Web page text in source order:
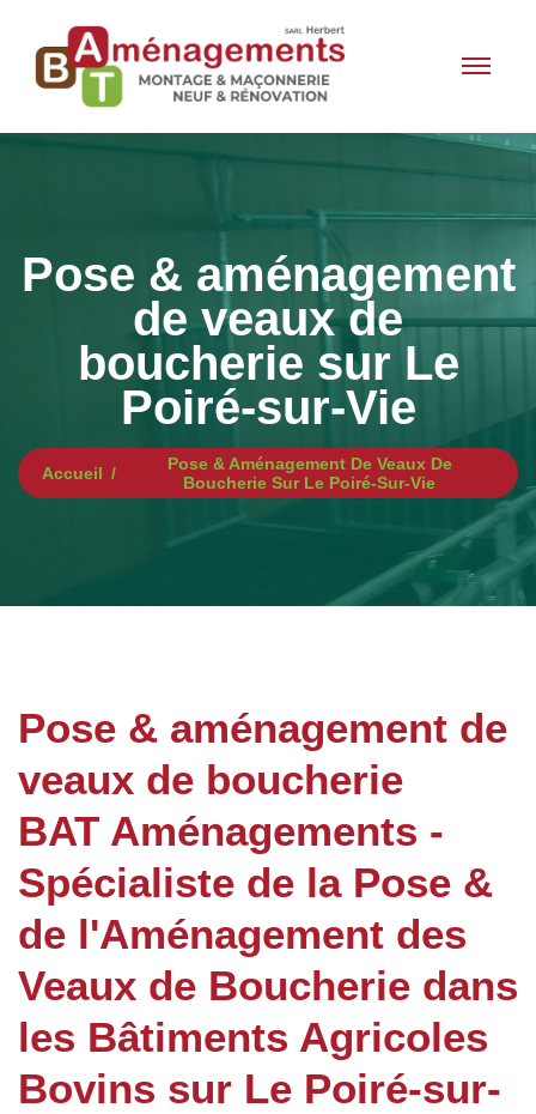
Pose & aménagement
de veaux de
boucherie sur Le
Poiré-sur-Vie
Accueil
Pose & Aménagement De Veaux De
Boucherie Sur Le Poiré-Sur-Vie
Pose & aménagement de
veaux de boucherie
BAT Aménagements -
Spécialiste de la Pose &
de l'Aménagement des
Veaux de Boucherie dans
les Bâtiments Agricoles
Bovins sur Le Poiré-sur-